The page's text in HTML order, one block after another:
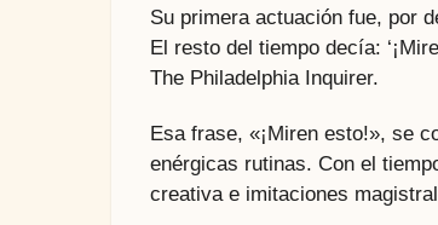
Su primera actuación fue, por
El resto del tiempo decía:
The Philadelphia Inquirer.
Esa frase, «¡Miren esto!», se
enérgicas rutinas. Con el
creativa e imitaciones